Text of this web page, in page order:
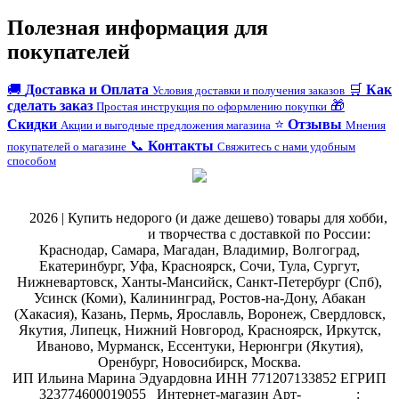
Полезная информация для
покупателей
🚚 Доставка и Оплата Условия доставки и получения заказов 🛒 Как
сделать заказ Простая инструкция по оформлению покупки 🎁
Скидки Акции и выгодные предложения магазина ⭐ Отзывы Мнения
покупателей о магазине 📞 Контакты Свяжитесь с нами удобным
способом
2026 | Купить недорого (и даже дешево) товары для хобби,
и творчества с доставкой по России:
Краснодар, Самара, Магадан, Владимир, Волгоград,
Екатеринбург, Уфа, Красноярск, Сочи, Тула, Сургут,
Нижневартовск, Ханты-Мансийск, Санкт-Петербург (Спб),
Усинск (Коми), Калининград, Ростов-на-Дону, Абакан
(Хакасия), Казань, Пермь, Ярославль, Воронеж, Свердловск,
Якутия, Липецк, Нижний Новгород, Красноярск, Иркутск,
Иваново, Мурманск, Ессентуки, Нерюнгри (Якутия),
Оренбург, Новосибирск, Москва.
ИП Ильина Марина Эдуардовна ИНН 771207133852 ЕГРИП
323774600019055
Интернет-магазин Арт-
: